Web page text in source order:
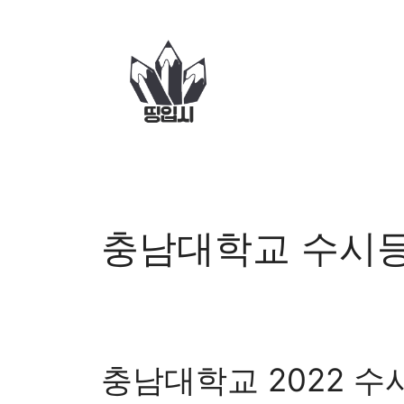
충남대학교 수시
충남대학교 2022 수